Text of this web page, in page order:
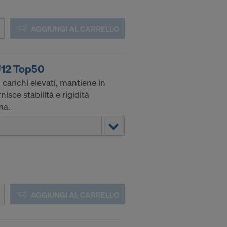
AGGIUNGI AL CARRELLO
Top50
elevati, mantiene in
stabilità e rigidità
AGGIUNGI AL CARRELLO
consiste in
a fini di
nei
IP